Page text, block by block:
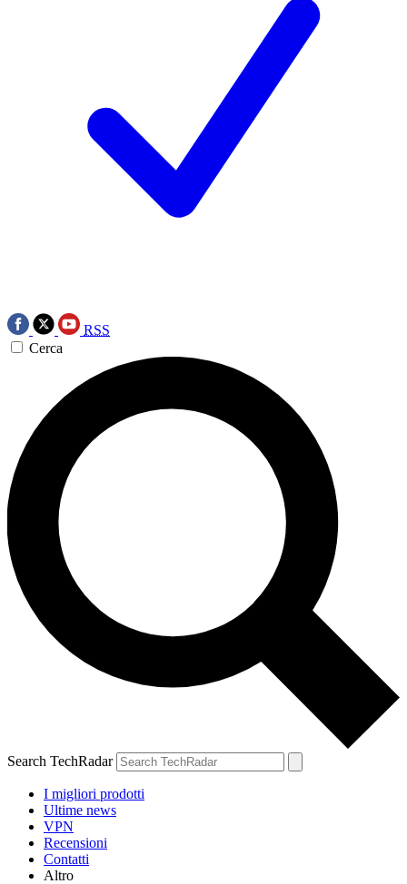
RSS
Cerca
Search TechRadar
I migliori prodotti
Ultime news
VPN
Recensioni
Contatti
Altro